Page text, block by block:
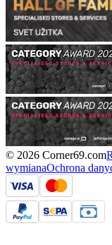
© 2026 Corner69.com
wymianaOchrona